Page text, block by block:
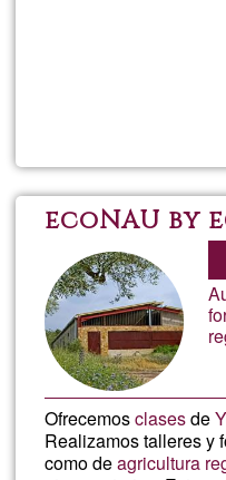
ecoNAU by
Ofrecemosclasesde
Realizamos talleres y
como deagricultura